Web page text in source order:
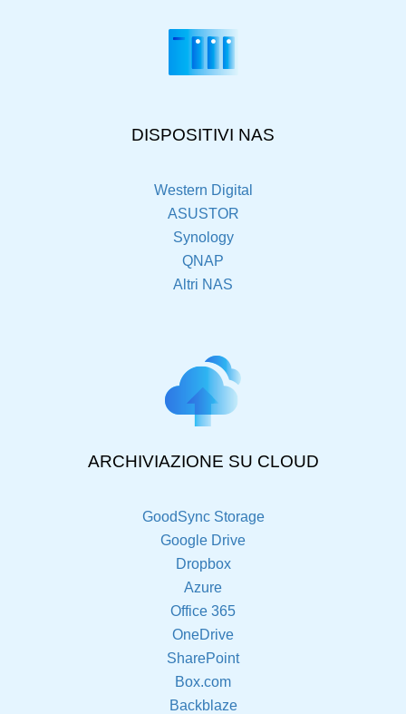
DISPOSITIVI NAS
Western Digital
ASUSTOR
Synology
QNAP
Altri NAS
ARCHIVIAZIONE SU CLOUD
GoodSync Storage
Google Drive
Dropbox
Azure
Office 365
OneDrive
SharePoint
Box.com
Backblaze